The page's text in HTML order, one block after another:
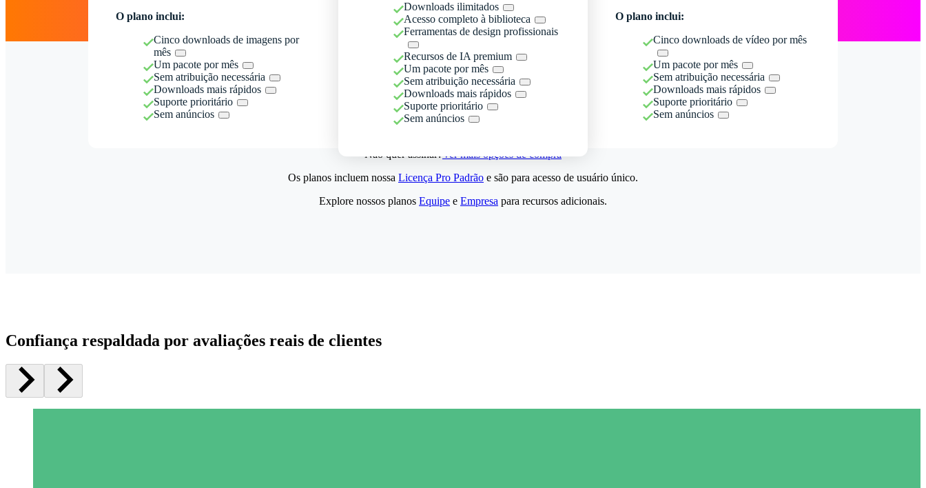
O plano inclui:
Cinco downloads de imagens por
mês
Um pacote por mês
Sem atribuição necessária
Downloads mais rápidos
Suporte prioritário
Sem anúncios
Downloads ilimitados
Acesso completo à biblioteca
Ferramentas de design profissionais
Recursos de IA premium
Um pacote por mês
Sem atribuição necessária
Downloads mais rápidos
Suporte prioritário
Sem anúncios
O plano inclui:
Cinco downloads de vídeo por mês
Um pacote por mês
Sem atribuição necessária
Downloads mais rápidos
Suporte prioritário
Sem anúncios
Não quer assinar?Ver mais opções de compra
Os planos incluem nossa Licença Pro Padrão e são para acesso de usuário único.
Explore nossos planos Equipe e Empresa para recursos adicionais.
Confiança respaldada por avaliações reais de clientes